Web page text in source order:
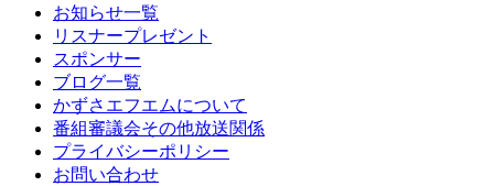
お知らせ一覧
リスナープレゼント
スポンサー
ブログ一覧
かずさエフエムについて
番組審議会その他放送関係
プライバシーポリシー
お問い合わせ